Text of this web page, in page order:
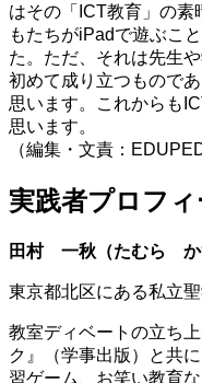
はその「ICT教育」の
もたちがiPadで遊ぶこ
た。ただ、それは先生
初めて成り立つもので
思います。これからも
思います。
（編集・文責：
実践者プロフ
田村 一秋（たむら か
東京都北区にある私立
教室ディベートの立ち
ク』（学事出版）と共
習ゲーム、お笑い教育